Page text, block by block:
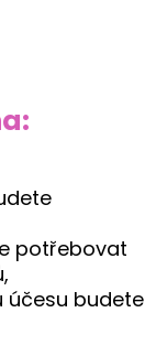
potřebovat
budete